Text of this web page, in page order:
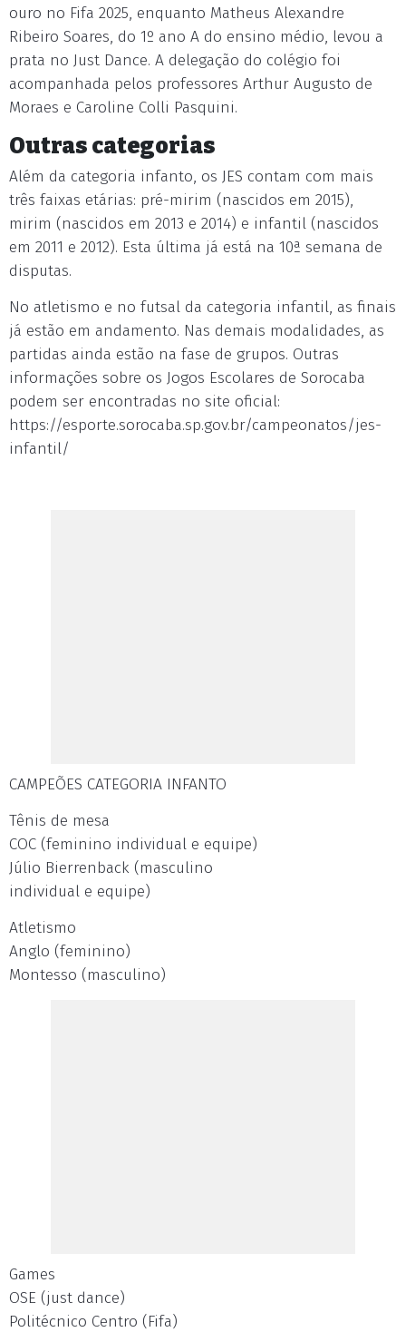
ouro no Fifa 2025, enquanto Matheus Alexandre
Ribeiro Soares, do 1º ano A do ensino médio, levou a
prata no Just Dance. A delegação do colégio foi
acompanhada pelos professores Arthur Augusto de
Moraes e Caroline Colli Pasquini.
Outras categorias
Além da categoria infanto, os JES contam com mais
três faixas etárias: pré-mirim (nascidos em 2015),
mirim (nascidos em 2013 e 2014) e infantil (nascidos
em 2011 e 2012). Esta última já está na 10ª semana de
disputas.
No atletismo e no futsal da categoria infantil, as finais
já estão em andamento. Nas demais modalidades, as
partidas ainda estão na fase de grupos. Outras
informações sobre os Jogos Escolares de Sorocaba
podem ser encontradas no site oficial:
https://esporte.sorocaba.sp.gov.br/campeonatos/jes-
infantil/
CAMPEÕES CATEGORIA INFANTO
Tênis de mesa
COC (feminino individual e equipe)
Júlio Bierrenback (masculino
individual e equipe)
Atletismo
Anglo (feminino)
Montesso (masculino)
Games
OSE (just dance)
Politécnico Centro (Fifa)